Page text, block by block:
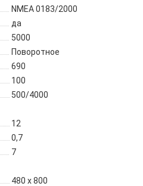
NMEA 0183/2000
да
5000
Поворотное
690
100
500/4000
12
0,7
7
480 х 800